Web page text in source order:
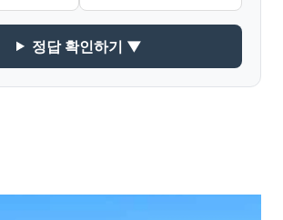
정답 확인하기 ▼